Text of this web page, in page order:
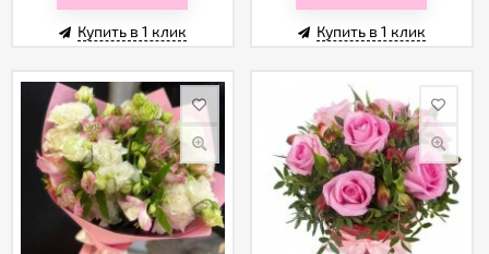
Купить в 1 клик Купить в 1 клик